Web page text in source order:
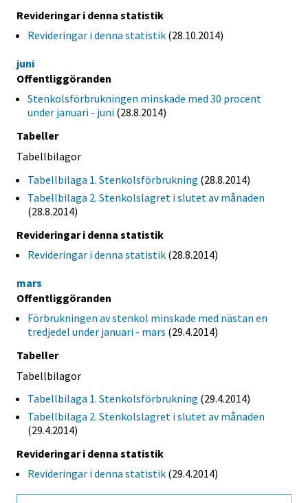
Revideringar i denna statistik
Revideringar i denna statistik (28.10.2014)
juni
Offentliggöranden
Stenkolsförbrukningen minskade med 30 procent
under januari - juni (28.8.2014)
Tabeller
Tabellbilagor
Tabellbilaga 1. Stenkolsförbrukning (28.8.2014)
Tabellbilaga 2. Stenkolslagret i slutet av månaden
(28.8.2014)
Revideringar i denna statistik
Revideringar i denna statistik (28.8.2014)
mars
Offentliggöranden
Förbrukningen av stenkol minskade med nästan en
tredjedel under januari - mars (29.4.2014)
Tabeller
Tabellbilagor
Tabellbilaga 1. Stenkolsförbrukning (29.4.2014)
Tabellbilaga 2. Stenkolslagret i slutet av månaden
(29.4.2014)
Revideringar i denna statistik
Revideringar i denna statistik (29.4.2014)